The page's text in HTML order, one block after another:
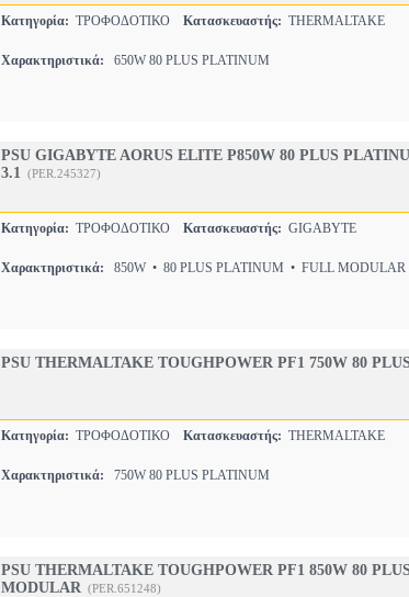
Κατηγορία: ΤΡΟΦΟΔΟΤΙΚΟ Κατασκευαστής: THERMALTAKE
Χαρακτηριστικά: 650W 80 PLUS PLATINUM
PSU GIGABYTE AORUS ELITE P850W 80 PLUS
3.1 (PER.245327)
Κατηγορία: ΤΡΟΦΟΔΟΤΙΚΟ Κατασκευαστής: GIGABYTE
Χαρακτηριστικά: 850W • 80 PLUS PLATINUM • FULL MODULAR
PSU THERMALTAKE TOUGHPOWER PF1 750W 80
Κατηγορία: ΤΡΟΦΟΔΟΤΙΚΟ Κατασκευαστής: THERMALTAKE
Χαρακτηριστικά: 750W 80 PLUS PLATINUM
PSU THERMALTAKE TOUGHPOWER PF1 850W 80
MODULAR (PER.651248)